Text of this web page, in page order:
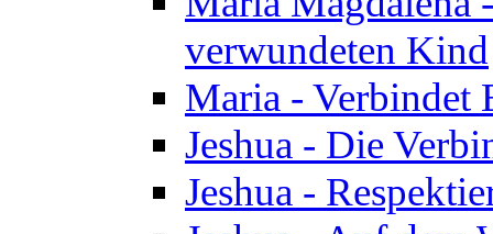
verwundeten Kind
Maria - Verbindet
Jeshua - Die
Jeshua -